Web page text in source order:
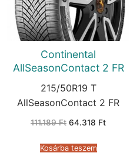
Continental
AllSeasonContact 2 FR
215/50R19 T
AllSeasonContact 2 FR
111.189Ft Original
111.189 Ft.
64.318 FtCurrent
Kosárba teszem